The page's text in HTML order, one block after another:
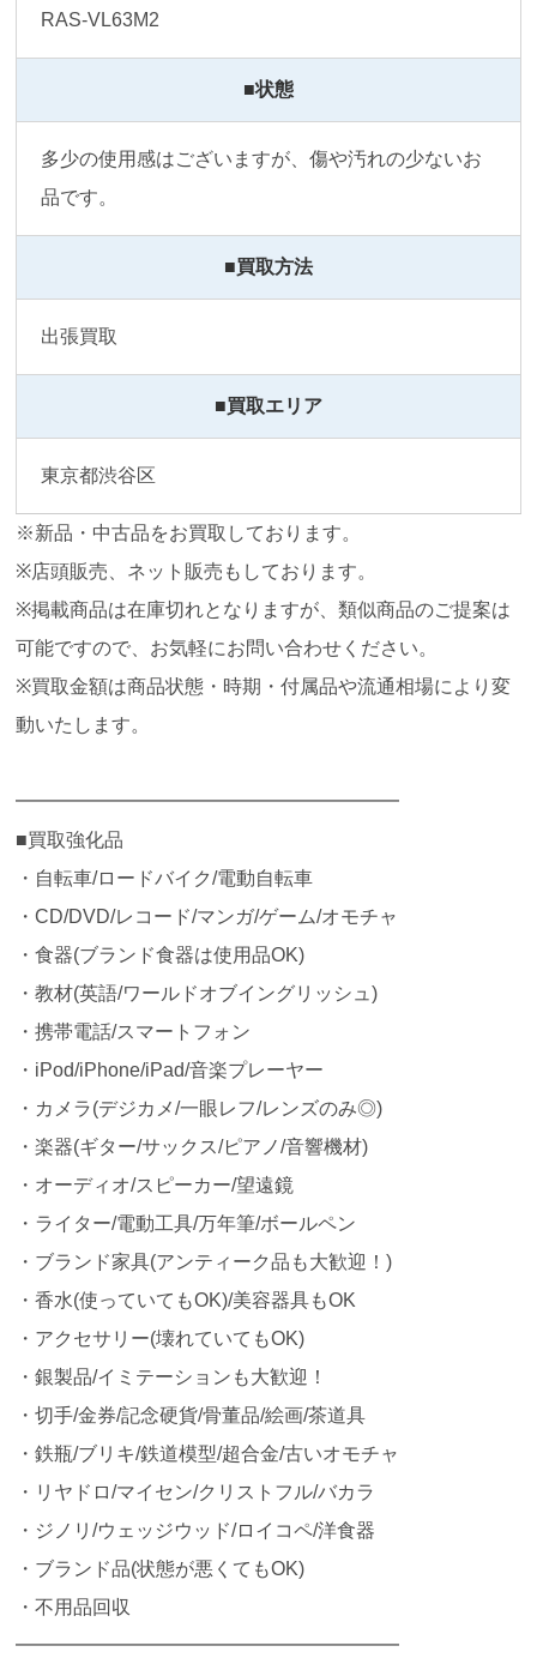
RAS-VL63M2
■状態
多少の使用感はございますが、傷や汚れの少ないお
品です。
■買取方法
出張買取
■買取エリア
東京都渋谷区
※新品・中古品をお買取しております。
※店頭販売、ネット販売もしております。
※掲載商品は在庫切れとなりますが、類似商品のご提案は
可能ですので、お気軽にお問い合わせください。
※買取金額は商品状態・時期・付属品や流通相場により変
動いたします。
━━━━━━━━━━━━━━━━━━━━
■買取強化品
・自転車/ロードバイク/電動自転車
・CD/DVD/レコード/マンガ/ゲーム/オモチャ
・食器(ブランド食器は使用品OK)
・教材(英語/ワールドオブイングリッシュ)
・携帯電話/スマートフォン
・iPod/iPhone/iPad/音楽プレーヤー
・カメラ(デジカメ/一眼レフ/レンズのみ◎)
・楽器(ギター/サックス/ピアノ/音響機材)
・オーディオ/スピーカー/望遠鏡
・ライター/電動工具/万年筆/ボールペン
・ブランド家具(アンティーク品も大歓迎！)
・香水(使っていてもOK)/美容器具もOK
・アクセサリー(壊れていてもOK)
・銀製品/イミテーションも大歓迎！
・切手/金券/記念硬貨/骨董品/絵画/茶道具
・鉄瓶/ブリキ/鉄道模型/超合金/古いオモチャ
・リヤドロ/マイセン/クリストフル/バカラ
・ジノリ/ウェッジウッド/ロイコペ/洋食器
・ブランド品(状態が悪くてもOK)
・不用品回収
━━━━━━━━━━━━━━━━━━━━